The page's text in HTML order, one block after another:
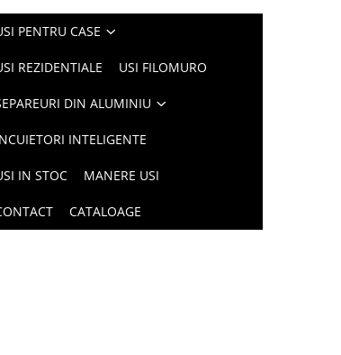
PENTRU CASE
REZIDENTIALE USI FILOMURO
DIN ALUMINIU
INTELIGENTE
IN STOC MANERE USI
CATALOAGE